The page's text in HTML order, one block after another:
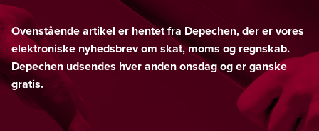
Ovenstående artikel er hentet fra Depechen, der er vores
elektroniske nyhedsbrev om skat, moms og regnskab.
Depechen udsendes hver anden onsdag og er ganske
gratis.